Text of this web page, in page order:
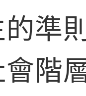
準
階